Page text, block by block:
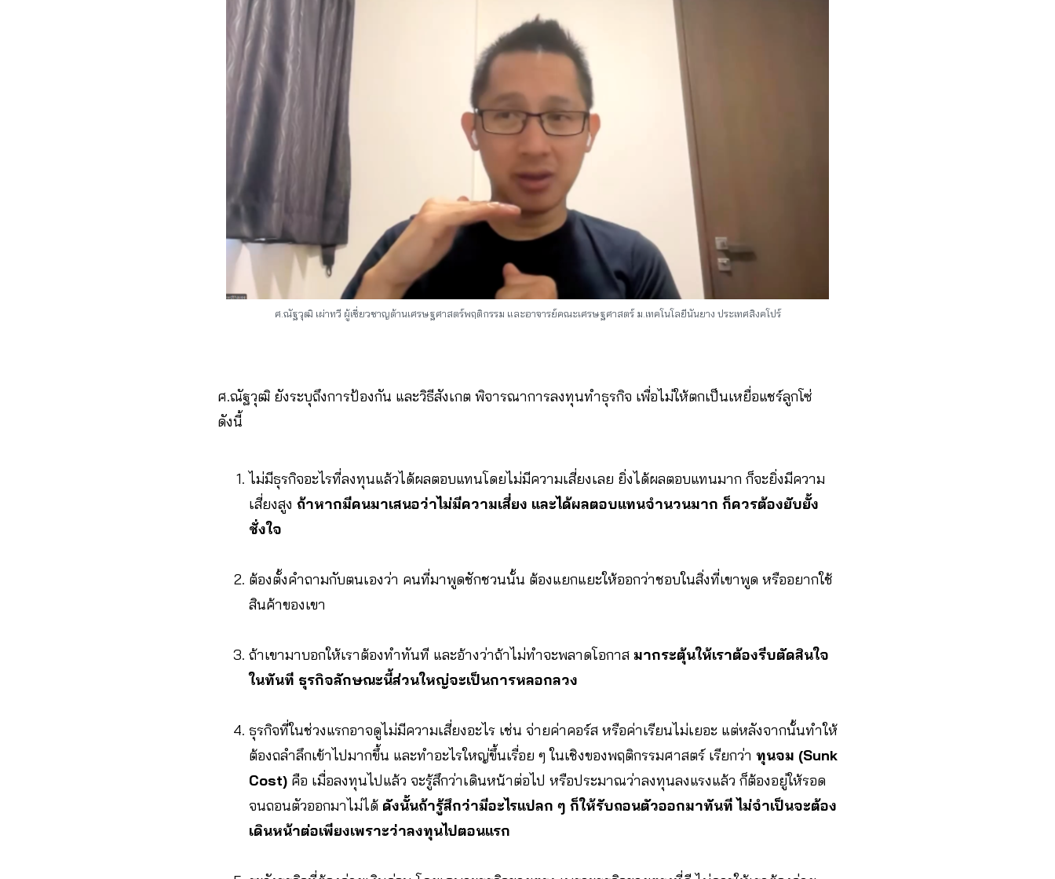
ศ.ณัฐวุฒิ เผ่าทวี ผู้เชี่ยวชาญด้านเศรษฐศาสตร์พฤติกรรม และอาจารย์คณะเศรษฐศาสตร์ ม.เทคโนโลยีนันยาง ประเทศสิงคโปร์
ศ.ณัฐวุฒิ ยังระบุถึงการป้องกัน และวิธีสังเกต พิจารณาการลงทุนทำธุรกิจ เพื่อไม่ให้ตกเป็นเหยื่อแชร์ลูกโซ่
ดังนี้
ไม่มีธุรกิจอะไรที่ลงทุนแล้วได้ผลตอบแทนโดยไม่มีความเสี่ยงเลย ยิ่งได้ผลตอบแทนมาก ก็จะยิ่งมีความ
เสี่ยงสูง ถ้าหากมีคนมาเสนอว่าไม่มีความเสี่ยง และได้ผลตอบแทนจำนวนมาก ก็ควรต้องยับยั้ง
ชั่งใจ
ต้องตั้งคำถามกับตนเองว่า คนที่มาพูดชักชวนนั้น ต้องแยกแยะให้ออกว่าชอบในสิ่งที่เขาพูด หรืออยากใช้
สินค้าของเขา
ถ้าเขามาบอกให้เราต้องทำทันที และอ้างว่าถ้าไม่ทำจะพลาดโอกาส มากระตุ้นให้เราต้องรีบตัดสินใจ
ในทันที ธุรกิจลักษณะนี้ส่วนใหญ่จะเป็นการหลอกลวง
ธุรกิจที่ในช่วงแรกอาจดูไม่มีความเสี่ยงอะไร เช่น จ่ายค่าคอร์ส หรือค่าเรียนไม่เยอะ แต่หลังจากนั้นทำให้
ต้องถลำลึกเข้าไปมากขึ้น และทำอะไรใหญ่ขึ้นเรื่อย ๆ ในเชิงของพฤติกรรมศาสตร์ เรียกว่า ทุนจม (Sunk
Cost) คือ เมื่อลงทุนไปแล้ว จะรู้สึกว่าเดินหน้าต่อไป หรือประมาณว่าลงทุนลงแรงแล้ว ก็ต้องอยู่ให้รอด
จนถอนตัวออกมาไม่ได้ ดังนั้นถ้ารู้สึกว่ามีอะไรแปลก ๆ ก็ให้รับถอนตัวออกมาทันที ไม่จำเป็นจะต้อง
เดินหน้าต่อเพียงเพราะว่าลงทุนไปตอนแรก